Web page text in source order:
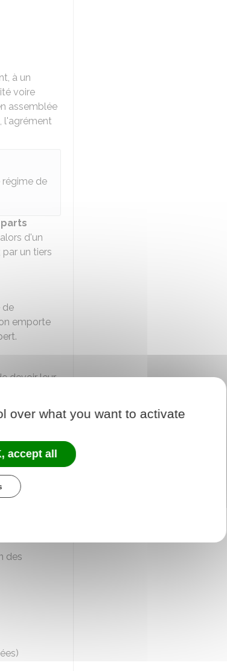
à un
voire
assemblée
l'agrément
de
d'un
un tiers
de
emporte
devoir leur
une
notaire),
des
over what you want to activate
accept all